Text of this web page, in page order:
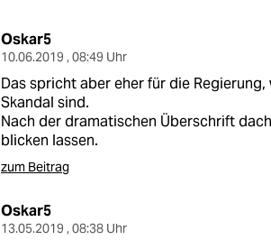
nord
wahrheit
verlag
verlag
shop
Oskar5
10.06.2019 , 08:49 Uhr
Das spricht aber eher für die
Skandal sind.
Nach der dramatischen Überschrift
blicken lassen.
zum Beitrag
Oskar5
13.05.2019 , 08:38 Uhr